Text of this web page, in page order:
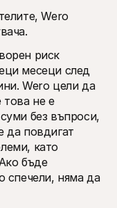
Wero
риск
месеци след
Wero цели да
това не е
без въпроси,
да повдигат
като
бъде
спечели, няма да